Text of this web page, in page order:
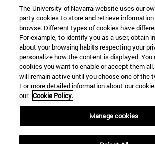
The University of Navarra website uses our
party cookies to store and retrieve
browse. Different types of cookies have
For example, to identify you as a user, obtain
about your browsing habits respecting your
personalize how the content is displayed.
cookies you want to enable or accept them
will remain active until you choose one of the
For more detailed information about our
our Cookie Policy.
Manage cookies